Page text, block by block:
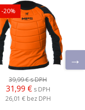
-20%
39,99 €s DPH
31,99 € s DPH
26,01 € bez DPH